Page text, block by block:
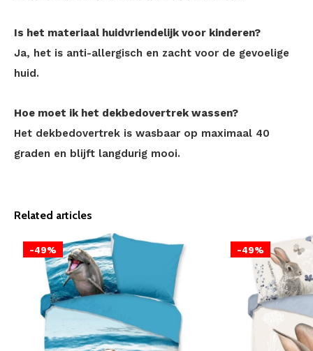
Is het materiaal huidvriendelijk voor kinderen?
Ja, het is anti-allergisch en zacht voor de gevoelige
huid.
Hoe moet ik het dekbedovertrek wassen?
Het dekbedovertrek is wasbaar op maximaal 40
graden en blijft langdurig mooi.
Related articles
-49% -49%